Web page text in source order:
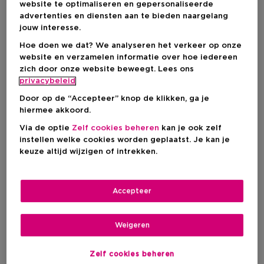
Levering aan huis
Ophalen in een winkel nabij jou.
Selecteer een winkel
Textuur Liquid
Geurtype Bloemig
Vanille Lavendel
website te optimaliseren en gepersonaliseerde
advertenties en diensten aan te bieden naargelang
jouw interesse.
Hoe doen we dat? We analyseren het verkeer op onze
website en verzamelen informatie over hoe iedereen
zich door onze website beweegt. Lees ons
privacybeleid
Door op de “Accepteer” knop de klikken, ga je
hiermee akkoord.
Via de optie Zelf cookies beheren kan je ook zelf
instellen welke cookies worden geplaatst. Je kan je
keuze altijd wijzigen of intrekken.
Zelf cookies beheren
Weigeren
Accepteer